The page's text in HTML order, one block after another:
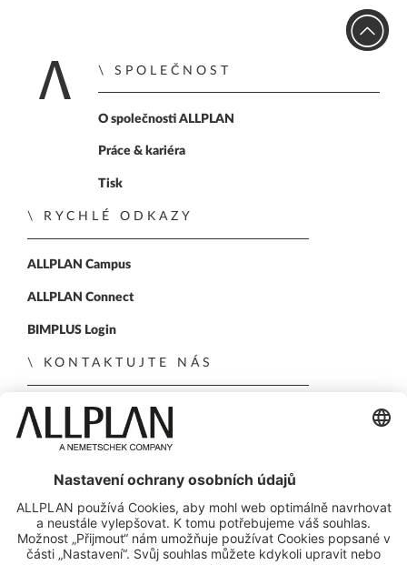
Home
SPOLEČNOST
O společnosti ALLPLAN
Práce & kariéra
Tisk
RYCHLÉ ODKAZY
ALLPLAN Campus
ALLPLAN Connect
BIMPLUS Login
KONTAKTUJTE NÁS
Kontaktní formulář
Obchodní kontakty
SLEDUJTE NÁS NA
ALLPLAN on LinkedIn
ALLPLAN on Xing
ALLPLAN on Facebook
ALLPLAN on YouTube